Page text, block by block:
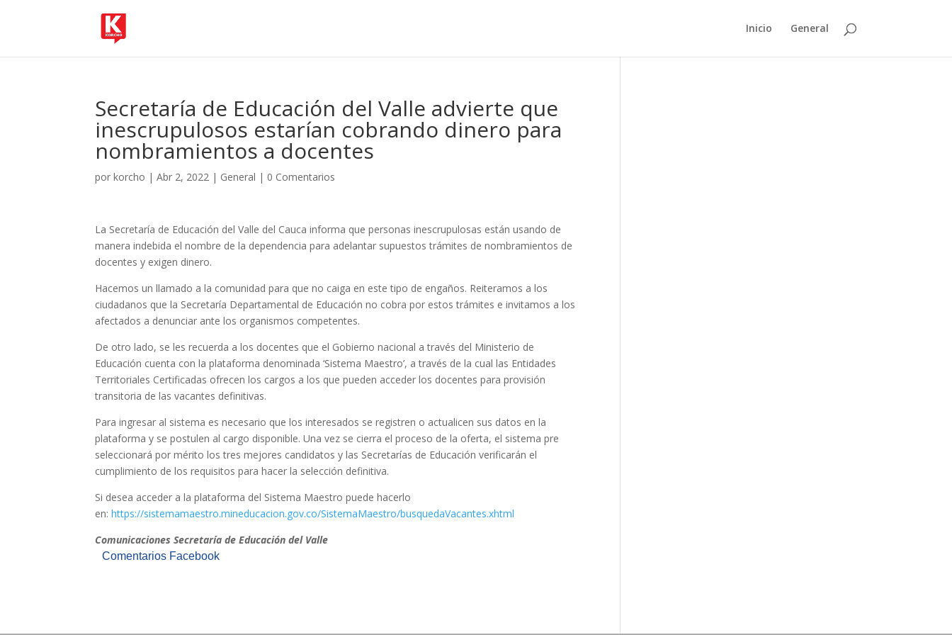
Inicio General
Secretaría de Educación del Valle advierte que
inescrupulosos estarían cobrando dinero para
nombramientos a docentes
porkorcho |Abr 2, 2022 | General | 0 Comentarios
La Secretaría de Educación del Valle del Cauca informa que personas inescrupulosas están usando de
manera indebida el nombre de la dependencia para adelantar supuestos trámites de nombramientos de
docentes y exigen dinero.
Hacemos un llamado a la comunidad para que no caiga en este tipo de engaños. Reiteramos a los
ciudadanos que la Secretaría Departamental de Educación no cobra por estos trámites e invitamos a los
afectados a denunciar ante los organismos competentes.
De otro lado, se les recuerda a los docentes que el Gobierno nacional a través del Ministerio de
Educación cuenta con la plataforma denominada ‘Sistema Maestro’, a través de la cual las Entidades
Territoriales Certificadas ofrecen los cargos a los que pueden acceder los docentes para provisión
transitoria de las vacantes definitivas.
Para ingresar al sistema es necesario que los interesados se registren o actualicen sus datos en la
plataforma y se postulen al cargo disponible. Una vez se cierra el proceso de la oferta, el sistema pre
seleccionará por mérito los tres mejores candidatos y las Secretarías de Educación verificarán el
cumplimiento de los requisitos para hacer la selección definitiva.
Si desea acceder a la plataforma del Sistema Maestro puede hacerlo
en:https://sistemamaestro.mineducacion.gov.co/SistemaMaestro/busquedaVacantes.xhtml
Comunicaciones Secretaría de Educación del Valle
Comentarios Facebook